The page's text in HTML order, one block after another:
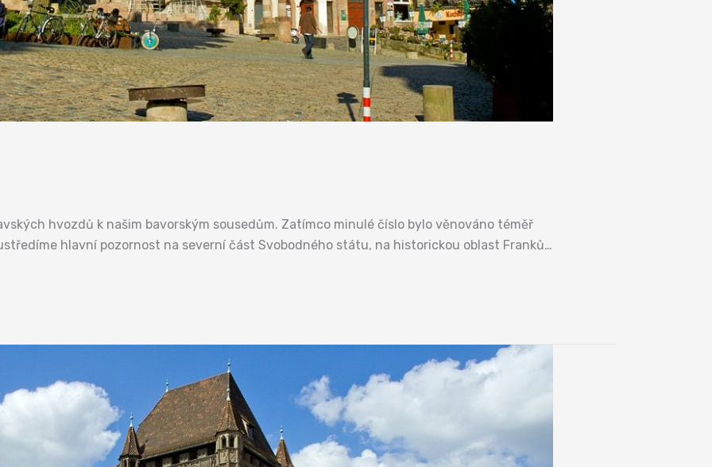
hvozdů k našim bavorským sousedům. Zatímco minulé číslo bylo věnováno téměř
hlavní pozornost na severní část Svobodného státu, na historickou oblast Franků…